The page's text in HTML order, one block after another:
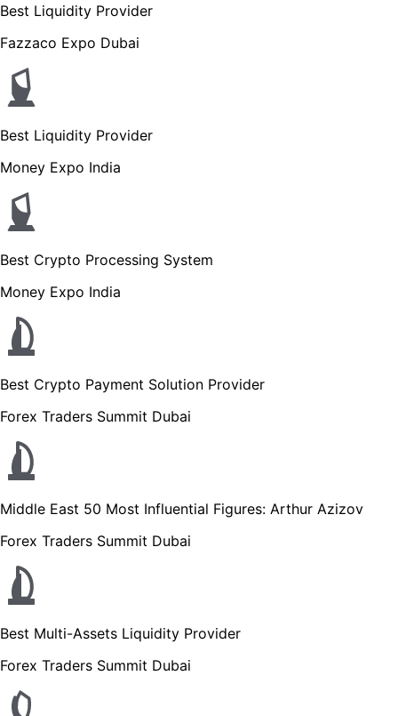
Best Liquidity Provider
Fazzaco Expo Dubai
Best Liquidity Provider
Money Expo India
Best Crypto Processing System
Money Expo India
Best Crypto Payment Solution Provider
Forex Traders Summit Dubai
Middle East 50 Most Influential Figures: Arthur Azizov
Forex Traders Summit Dubai
Best Multi-Assets Liquidity Provider
Forex Traders Summit Dubai